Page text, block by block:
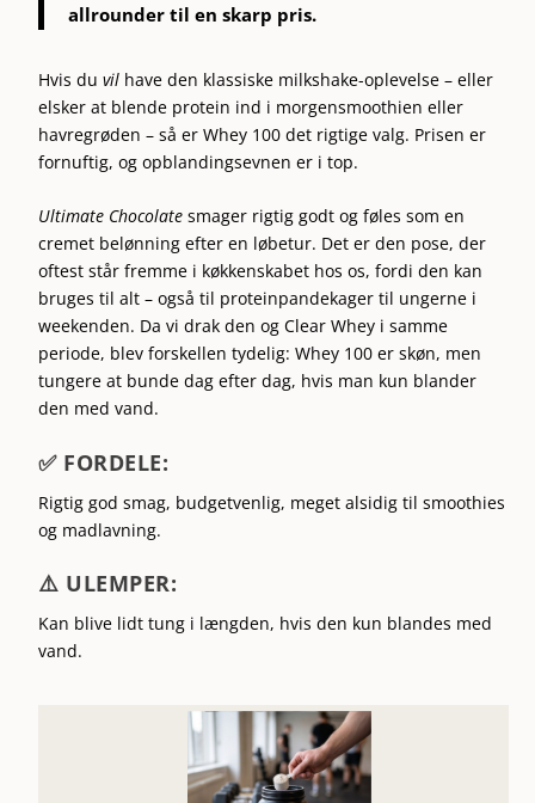
allrounder til en skarp pris.
Hvis duvil have den klassiske milkshake-oplevelse – eller
elsker at blende protein ind i morgensmoothien eller
havregrøden – så er Whey 100 det rigtige valg. Prisen er
fornuftig, og opblandingsevnen er i top.
Ultimate Chocolate smager rigtig godt og føles som en
cremet belønning efter en løbetur. Det er den pose, der
oftest står fremme i køkkenskabet hos os, fordi den kan
bruges til alt – også til proteinpandekager til ungerne i
weekenden. Da vi drak den og Clear Whey i samme
periode, blev forskellen tydelig: Whey 100 er skøn, men
tungere at bunde dag efter dag, hvis man kun blander
den med vand.
✅ FORDELE:
Rigtig god smag, budgetvenlig, meget alsidig til smoothies
og madlavning.
⚠️ ULEMPER:
Kan blive lidt tung i længden, hvis den kun blandes med
vand.